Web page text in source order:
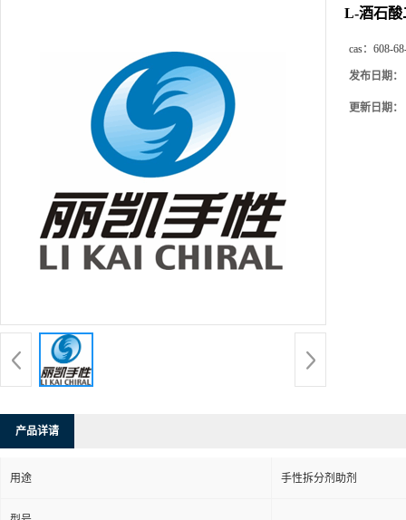
L-酒石酸
cas： 608-
发布日期：
更新日期：
产品详请
用途 手性拆分剂助剂